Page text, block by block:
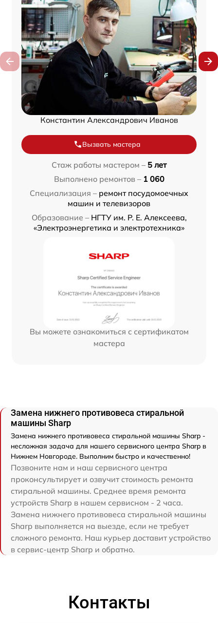
Константин Александрович Иванов
Вызвать мастера
Стаж работы мастером – 5 лет
Выполнено ремонтов – 1 060
Специализация – ремонт посудомоечных
машин и телевизоров
Образование – НГТУ им. Р. Е. Алексеева,
«Электроэнергетика и электротехника»
Вы можете ознакомиться с сертификатом
мастера
Замена нижнего противовеса стиральной
машины Sharp
Замена нижнего противовеса стиральной машины Sharp -
несложная задача для нашего сервисного центра Sharp в
Нижнем Новгороде. Выполним быстро и качественно!
Позвоните нам и наш сервисного центра
проконсультирует и озвучит стоимость ремонта
стиральной машины. Среднее время ремонта
устройств Sharp в нашем сервисном - 2 часа.
Замена нижнего противовеса стиральной машины
Sharp выполняется на выезде, если не требует
сложного ремонта. Наш курьер доставит устройство
в сервис-центр Sharp и обратно.
Контакты